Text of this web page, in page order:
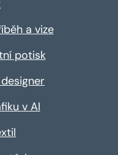
a vize
potisk
v AI